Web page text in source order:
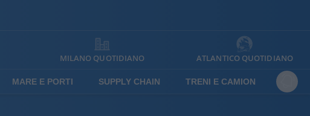
MILANO QUOTIDIANO ATLANTICO QUOTIDIANO
MARE E PORTI SUPPLY CHAIN TRENI E CAMION